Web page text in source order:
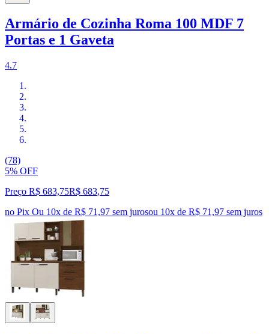
Armário de Cozinha Roma 100 MDF 7
Portas e 1 Gaveta
4.7
(78)
5% OFF
Preço R$ 683,75R$ 683,75
no Pix Ou 10x de R$ 71,97 sem jurosou 10x de R$ 71,97 sem juros